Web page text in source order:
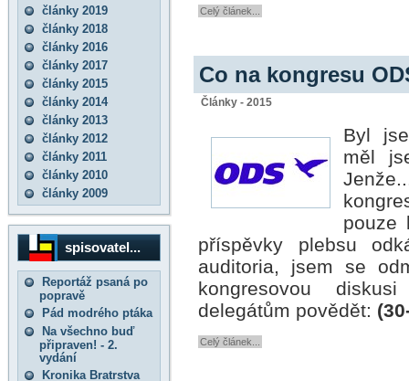
články 2019
články 2018
články 2016
články 2017
články 2015
články 2014
články 2013
články 2012
články 2011
články 2010
články 2009
spisovatel...
Reportáž psaná po
popravě
Pád modrého ptáka
Na všechno buď
připraven! - 2.
vydání
Kronika Bratrstva
Celý článek...
Co na kongresu
Články - 2015
Byl
měl
pouze
příspěvky plebsu
auditoria, jsem se
kongresovou
delegátům povědět:
Celý článek...